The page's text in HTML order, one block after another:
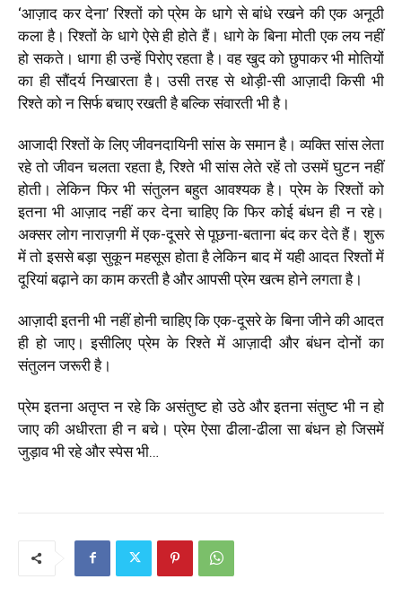
‘आज़ाद कर देना’ रिश्तों को प्रेम के धागे से बांधे रखने की एक अनूठी
कला है। रिश्तों के धागे ऐसे ही होते हैं। धागे के बिना मोती एक लय नहीं
हो सकते। धागा ही उन्हें पिरोए रहता है। वह खुद को छुपाकर भी मोतियों
का ही सौंदर्य निखारता है। उसी तरह से थोड़ी-सी आज़ादी किसी भी
रिश्ते को न सिर्फ बचाए रखती है बल्कि संवारती भी है।
आजादी रिश्तों के लिए जीवनदायिनी सांस के समान है। व्यक्ति सांस लेता
रहे तो जीवन चलता रहता है, रिश्ते भी सांस लेते रहें तो उसमें घुटन नहीं
होती। लेकिन फिर भी संतुलन बहुत आवश्यक है। प्रेम के रिश्तों को
इतना भी आज़ाद नहीं कर देना चाहिए कि फिर कोई बंधन ही न रहे।
अक्सर लोग नाराज़गी में एक-दूसरे से पूछना-बताना बंद कर देते हैं। शुरू
में तो इससे बड़ा सुकून महसूस होता है लेकिन बाद में यही आदत रिश्तों में
दूरियां बढ़ाने का काम करती है और आपसी प्रेम खत्म होने लगता है।
आज़ादी इतनी भी नहीं होनी चाहिए कि एक-दूसरे के बिना जीने की आदत
ही हो जाए। इसीलिए प्रेम के रिश्ते में आज़ादी और बंधन दोनों का
संतुलन जरूरी है।
प्रेम इतना अतृप्त न रहे कि असंतुष्ट हो उठे और इतना संतुष्ट भी न हो
जाए की अधीरता ही न बचे। प्रेम ऐसा ढीला-ढीला सा बंधन हो जिसमें
जुड़ाव भी रहे और स्पेस भी…